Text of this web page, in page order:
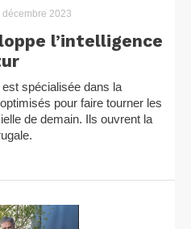
décembre 2023
l’intelligence
spécialisée dans la
pour faire tourner les
de demain. Ils ouvrent la